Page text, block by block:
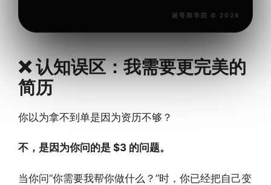
超哥商学院 © 2026
❌ 认知误区：我需要更完美的
简历
你以为拿不到单是因为资历不够？
不，是因为你问的是 $3 的问题。
当你问“你需要我帮你做什么？”时，你已经把自己变